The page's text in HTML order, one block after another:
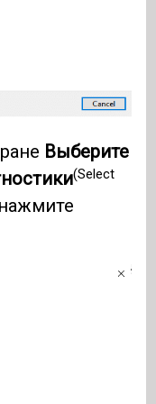
Выберите
(Select